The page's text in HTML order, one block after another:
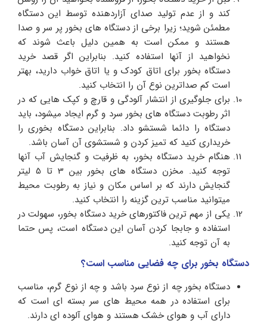
کند و از عدم تولید صدای آزاردهنده توسط این دستگاه
مطمئن شوید؛ زیرا برخی از دستگاه های بخور پر سر و صدا
هستند و ممکن است به همین دلیل باعث شوند که
نخواهید از آنها استفاده کنید. بنابراین اگر قصد خرید
دستگاه بخور برای اتاق کودک و یا اتاق خواب دارید، بهتر
است کم صداترین نوع آن را انتخاب کنید.
برای جلوگیری از انتشار آلودگی و قارچ و کپک هایی که در
اثر رطوبت دستگاه های بخور سرد و گرم ایجاد میشود، باید
دستگاه را دائما شستشو داد. بنابراین دستگاه بخوری را
خریداری کنید که تمیز کردن و شستشوی آن آسان باشد.
هنگام خرید دستگاه بخور، به ظرفیت و گنجایش آب آنها
توجه کنید. مخزن دستگاه های بخور بین 3 تا 5 لیتر
گنجایش دارند که بر اساس مکان و نیاز به رطوبت محیط
میتوانید مناسب ترین گزینه را انتخاب کنید.
یکی از مهم ترین فاکتورهای خرید دستگاه بخور، سهولت در
استفاده و جابجا کردن آسان این دستگاه است، پس حتما
به آن توجه کنید.
دستگاه بخور برای چه فضایی مناسب است؟
دستگاه بخور چه از نوع سرد باشد و چه از نوع گرم، مناسب
برای استفاده در همه محیط های سر بسته ای است که
دارای آب و هوای خشک هستند و هوای آلوده ای دارند.